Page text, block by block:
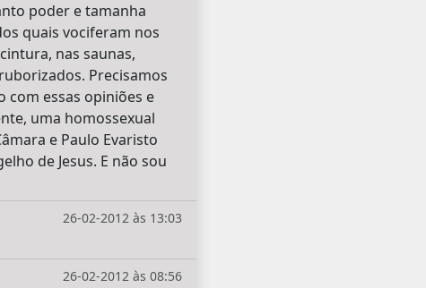
poder e tamanha
quais vociferam nos
nas saunas,
Precisamos
com essas opiniões e
uma homossexual
e Paulo Evaristo
de Jesus. E não sou
26-02-2012 às 13:03
26-02-2012 às 08:56